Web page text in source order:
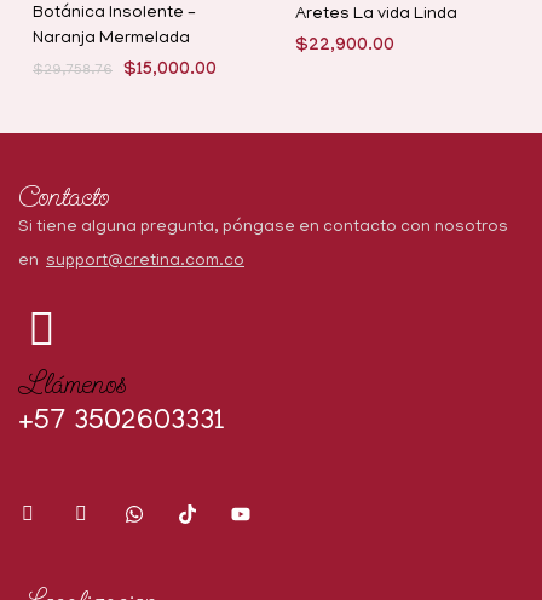
Botánica Insolente –
Naranja Mermelada
$29,758.76 $15,000.00
5.00de 5
Aretes La vida Linda
$22,900.00
Contacto
Si tiene alguna pregunta, póngase en contacto con nosotros
en support@cretina.com.co
Llámenos
+57 3502603331